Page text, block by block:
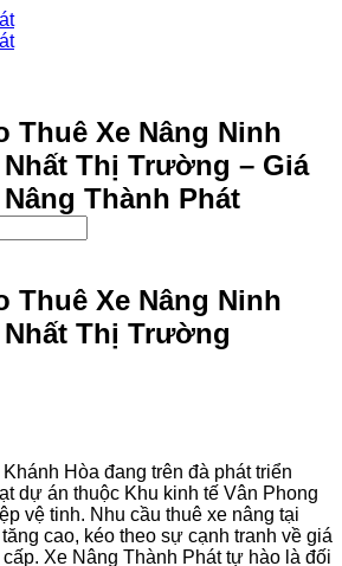
Thuê Xe Nâng Ninh
Nhất Thị Trường – Giá
Thành Phát
Thuê Xe Nâng Ninh
Nhất Thị Trường
Hòa đang trên đà phát triển
dự án thuộc Khu kinh tế Vân Phong
vệ tinh. Nhu cầu thuê xe nâng tại
cao, kéo theo sự cạnh tranh về giá
Xe Nâng Thành Phát tự hào là đối